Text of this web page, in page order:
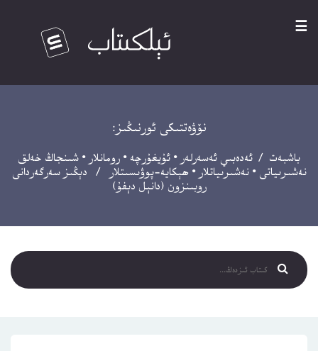
☰
نۆۋەتتىكى ئورنىڭىز:
باشبەت / ئەدەبىي ئەسەرلەر • ئۇيغۇرچە • رومانلار • شىنجاڭ خەلق
نەشىرىياتى •نەشىرىياتلار • ھېكايە-پوۋىسىتلار
/ دېڭىز سەرگەردانى
روبىنزون (دانېل دېفۇ)